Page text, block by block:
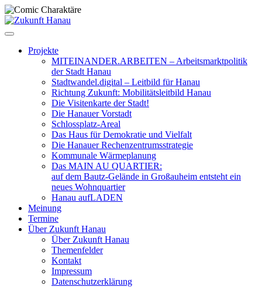
Zum
Projekte
MITEINANDER.ARBEITEN – Arbeitsmarktpolitik
der Stadt Hanau
Stadtwandel.digital – Leitbild für Hanau
Richtung Zukunft: Mobilitätsleitbild Hanau
Die Visitenkarte der Stadt!
Die Hanauer Vorstadt
Schlossplatz-Areal
Das Haus für Demokratie und Vielfalt
Die Hanauer Rechenzentrumsstrategie
Kommunale Wärmeplanung
Das MAIN AU QUARTIER:
auf dem Bautz-Gelände in Großauheim entsteht ein
neues Wohnquartier
Hanau aufLADEN
Meinung
Termine
Über Zukunft Hanau
Über Zukunft Hanau
Themenfelder
Kontakt
Impressum
Datenschutzerklärung